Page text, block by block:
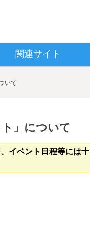
関連サイト
いて
」について
イベント日程等には十